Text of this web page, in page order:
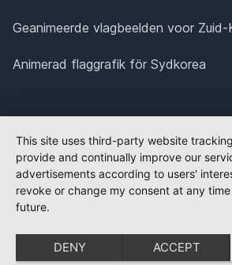
Geanimeerde vlagbeelden voor Zuid-
Animerad flaggrafik för Sydkorea
This site uses third-party website
provide and continually improve our
advertisements according to users'
revoke or change my consent at any
future.
DENY ACCEPT